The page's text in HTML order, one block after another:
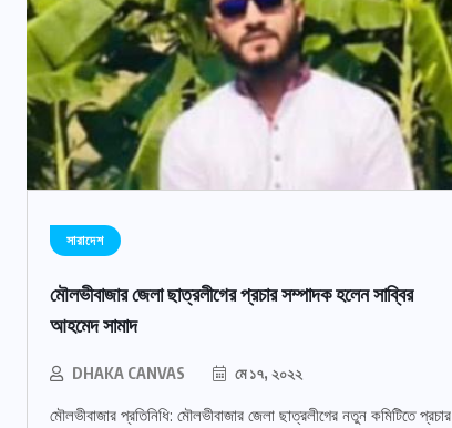
সারাদেশ
মৌলভীবাজার জেলা ছাত্রলীগের প্রচার সম্পাদক হলেন সাব্বির
আহমেদ সামাদ
DHAKA CANVAS মে ১৭, ২০২২
মৌলভীবাজার প্রতিনিধি: মৌলভীবাজার জেলা ছাত্রলীগের নতুন কমিটিতে প্রচার